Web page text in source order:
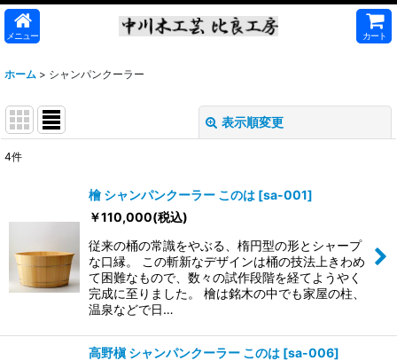
メニュー カート
ホーム > シャンパンクーラー
表示順変更
並び順:
絞り込む
4件
檜 シャンパンクーラー このは [sa-001]
￥110,000(税込)
従来の桶の常識をやぶる、楕円型の形とシャープ
な口縁。 この斬新なデザインは桶の技法上きわめ
て困難なもので、数々の試作段階を経てようやく
完成に至りました。 檜は銘木の中でも家屋の柱、
温泉などで日…
高野槇 シャンパンクーラー このは [sa-006]